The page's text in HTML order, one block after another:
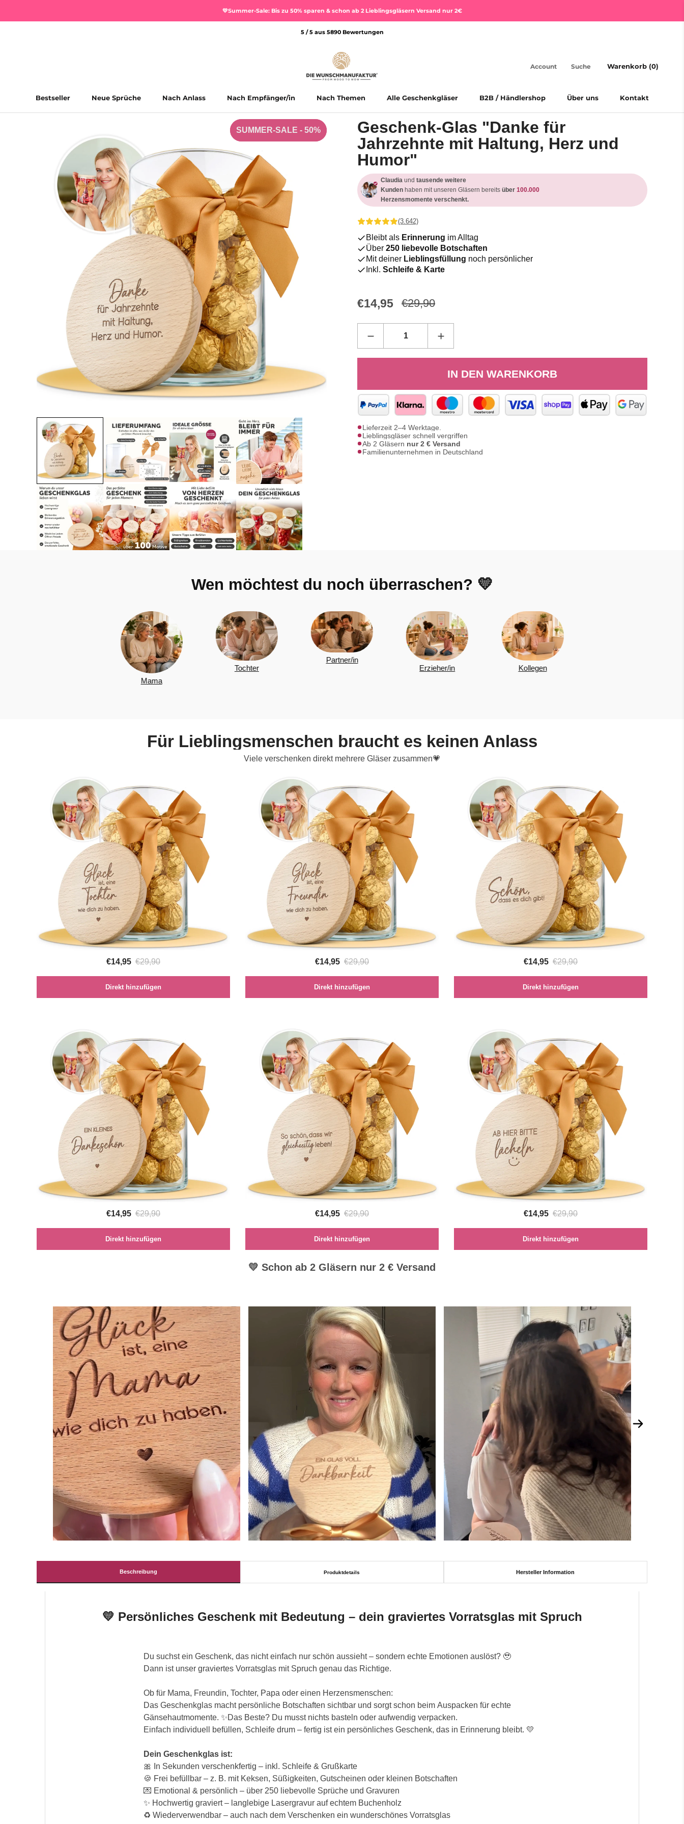
💛Summer-Sale: Bis zu 50% sparen & schon ab 2 Lieblingsgläsern Versand nur 2€
5 / 5 aus 5890 Bewertungen
Bestseller
Neue Sprüche
Nach Anlass Nach Empfänger/in Nach Themen
Alle Geschenkgläser
B2B / Händlershop
Über uns
Kontakt
Account Suche Warenkorb (0)
SUMMER-SALE - 50%
SUMMER-SALE - 50%
Geschenk-Glas "Danke für
Jahrzehnte mit Haltung, Herz und
Humor"
Claudia und tausende weitere
Kunden haben mit unseren Gläsern bereits über 100.000
Herzensmomente verschenkt.
(3.642)
Bleibt als Erinnerung im Alltag
Über 250 liebevolle Botschaften
Mit deiner Lieblingsfüllung noch persönlicher
Inkl. Schleife & Karte
€14,95 €29,90
IN DEN WARENKORB
Lieferzeit 2–4 Werktage.
Lieblingsgläser schnell vergriffen
Ab 2 Gläsern nur 2 € Versand
Familienunternehmen in Deutschland
Wen möchtest du noch überraschen? 💛
Tochter
Partner/in
Kollegen Oma
Für Lieblingsmenschen braucht es keinen Anlass
Viele verschenken direkt mehrere Gläser zusammen💗
€14,95 €29,90
Direkt hinzufügen
€14,95 €29,90
Direkt hinzufügen
€14,95 €29,90
Direkt hinzufügen
€14,95 €29,90
Direkt hinzufügen
€14,95 €29,90
Direkt hinzufügen
€14,95 €29,90
Direkt hinzufügen
💛 Schon ab 2 Gläsern nur 2 € Versand
Beschreibung Produktdetails Hersteller Information
💛 Persönliches Geschenk mit Bedeutung – dein graviertes Vorratsglas mit Spruch
Du suchst ein Geschenk, das nicht einfach nur schön aussieht – sondern echte Emotionen auslöst? 🥹
Dann ist unser graviertes Vorratsglas mit Spruch genau das Richtige.
Ob für Mama, Freundin, Tochter, Papa oder einen Herzensmenschen:
Das Geschenkglas macht persönliche Botschaften sichtbar und sorgt schon beim Auspacken für echte
Gänsehautmomente. ✨Das Beste? Du musst nichts basteln oder aufwendig verpacken.
Einfach individuell befüllen, Schleife drum – fertig ist ein persönliches Geschenk, das in Erinnerung bleibt. 💛
Dein Geschenkglas ist:
🎀 In Sekunden verschenkfertig – inkl. Schleife & Grußkarte
🍪 Frei befüllbar – z. B. mit Keksen, Süßigkeiten, Gutscheinen oder kleinen Botschaften
💌 Emotional & persönlich – über 250 liebevolle Sprüche und Gravuren
✨ Hochwertig graviert – langlebige Lasergravur auf echtem Buchenholz
♻️ Wiederverwendbar – auch nach dem Verschenken ein wunderschönes Vorratsglas